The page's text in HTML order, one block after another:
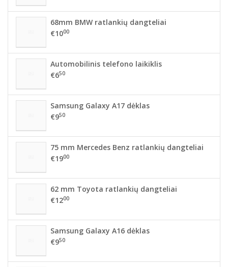
68mm BMW ratlankių dangteliai
€1000
Automobilinis telefono laikiklis
€650
Samsung Galaxy A17 dėklas
€950
75 mm Mercedes Benz ratlankių dangteliai
€1900
62 mm Toyota ratlankių dangteliai
€1200
Samsung Galaxy A16 dėklas
€950